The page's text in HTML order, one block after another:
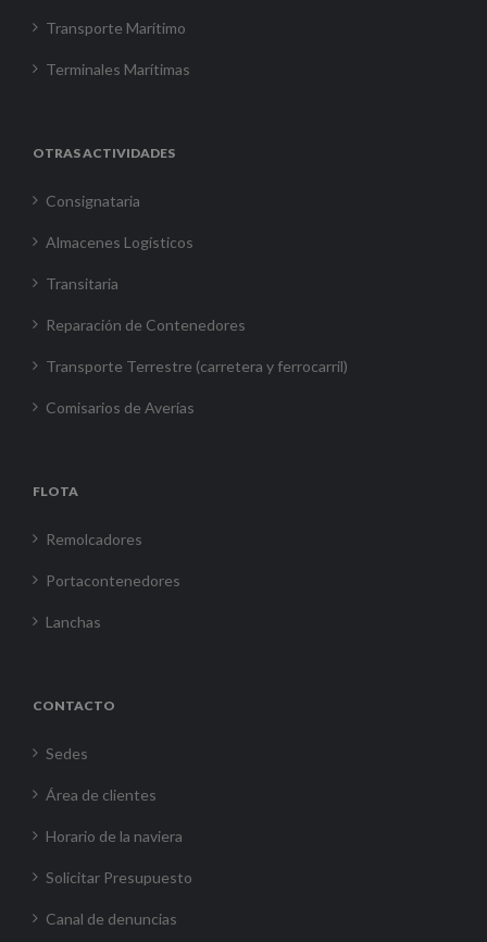
Transporte Marítimo
Terminales Marítimas
OTRAS ACTIVIDADES
Consignataria
Almacenes Logísticos
Transitaria
Reparación de Contenedores
Transporte Terrestre (carretera y ferrocarril)
Comisarios de Averías
FLOTA
Remolcadores
Portacontenedores
Lanchas
CONTACTO
Sedes
Área de clientes
Horario de la naviera
Solicitar Presupuesto
Canal de denuncias